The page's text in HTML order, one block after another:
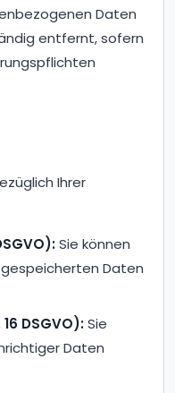
Daten
entfernt, sofern
Ihrer
Sie können
Daten
DSGVO):Sie
Daten